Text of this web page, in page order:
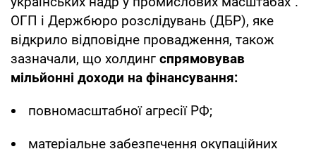
ОГП і Держбюро розслідувань (ДБР), яке
відкрило відповідне провадження, також
зазначали, що холдинг спрямовував
мільйонні доходи на фінансування:
повномасштабної агресії РФ;
матеріальне забезпечення окупаційних